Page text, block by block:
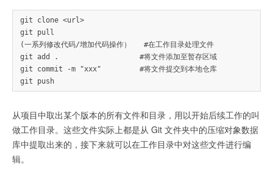
git clone <url>
git pull
(一系列修改代码/增加代码操作）   #在工作目录处理文件
git add .                   #将文件添加至暂存区域
git commit -m "xxx"         #将文件提交到本地仓库
从项目中取出某个版本的所有文件和目录，用以开始后续工作的叫
做工作目录。这些文件实际上都是从 Git 文件夹中的压缩对象数据
库中提取出来的，接下来就可以在工作目录中对这些文件进行编
辑。